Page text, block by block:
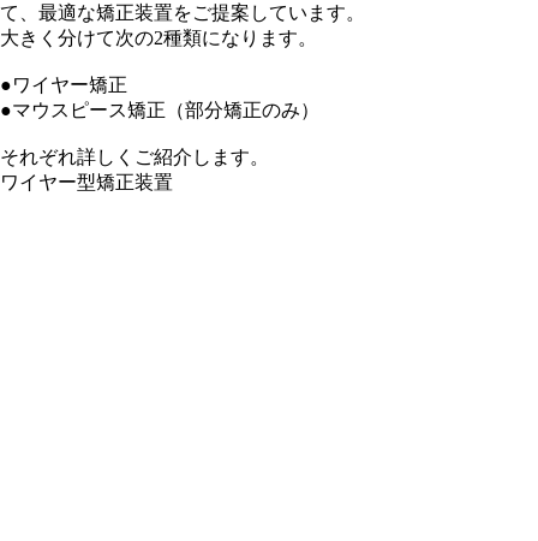
て、最適な矯正装置をご提案しています。
大きく分けて次の2種類になります。
●ワイヤー矯正
●マウスピース矯正 （部分矯正のみ）
それぞれ詳しくご紹介します。
ワイヤー型矯正装置